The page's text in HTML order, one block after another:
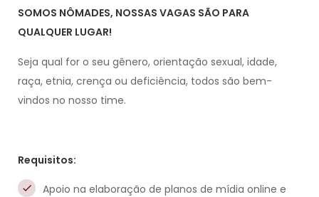
SOMOS NÔMADES, NOSSAS VAGAS SÃO PARA
QUALQUER LUGAR!
Seja qual for o seu gênero, orientação sexual, idade,
raça, etnia, crença ou deficiência, todos são bem-
vindos no nosso time.
Requisitos:
Apoio na elaboração de planos de mídia online e